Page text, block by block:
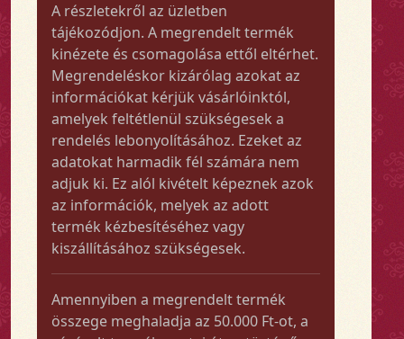
A részletekről az üzletben
tájékozódjon. A megrendelt termék
kinézete és csomagolása ettől eltérhet.
Megrendeléskor kizárólag azokat az
információkat kérjük vásárlóinktól,
amelyek feltétlenül szükségesek a
rendelés lebonyolításához. Ezeket az
adatokat harmadik fél számára nem
adjuk ki. Ez alól kivételt képeznek azok
az információk, melyek az adott
termék kézbesítéséhez vagy
kiszállításához szükségesek.
Amennyiben a megrendelt termék
összege meghaladja az 50.000 Ft-ot, a